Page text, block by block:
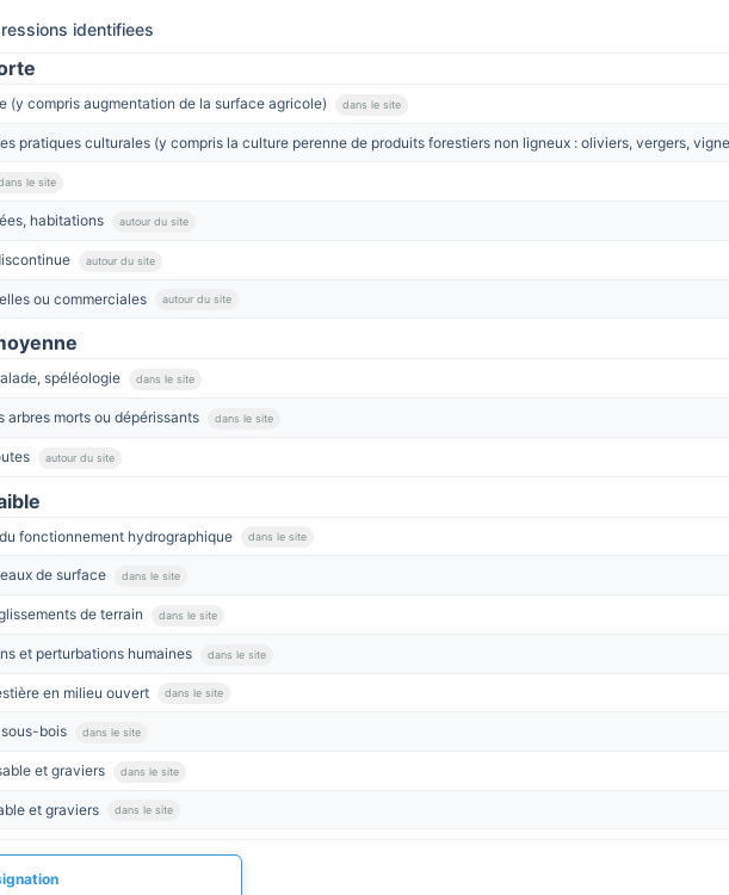
identifiees
(y compris augmentation de la surface agricole) dans le site
pratiques culturales (y compris la culture perenne de produits forestiers non ligneux : oliviers, vergers,
le site
habitations autour du site
autour du site
ou commerciales autour du site
spéléologie dans le site
arbres morts ou dépérissants dans le site
autour du site
fonctionnement hydrographique dans le site
de surface dans le site
de terrain dans le site
et perturbations humaines dans le site
en milieu ouvert dans le site
bois dans le site
et graviers dans le site
et graviers dans le site